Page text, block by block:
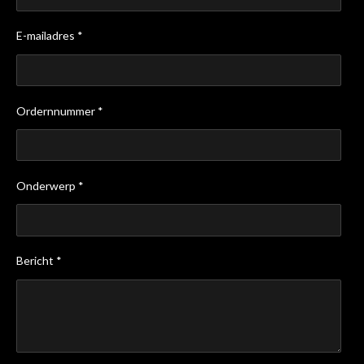
E-mailadres *
Ordernnummer *
Onderwerp *
Bericht *